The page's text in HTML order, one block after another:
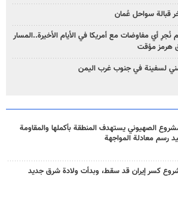
قبالة سواحل عُمان
نُجرِ أي مفاوضات مع أمريكا في الأيام الأخيرة..المسار
هرمز مؤقت
لسفينة في جنوب غرب اليمن
الصهيوني يستهدف المنطقة بأكملها والمقاومة
رسم معادلة المواجهة
كسر إيران قد سقط، وبدأت ولادة شرق جديد